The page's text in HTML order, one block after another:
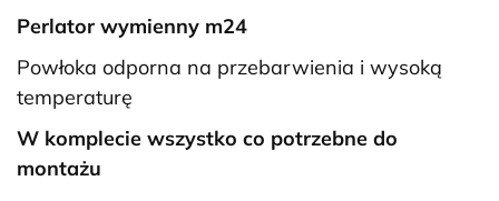
Perlator wymienny m24
Powłoka odporna na przebarwienia i wysoką
temperaturę
W komplecie wszystko co potrzebne do
montażu